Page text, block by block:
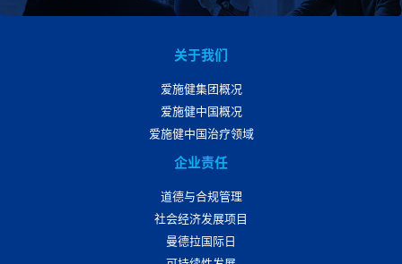
关于我们
爱施健集团概况
爱施健中国概况
爱施健中国治疗领域
企业责任
道德与合规管理
社会经济发展项目
曼德拉国际日